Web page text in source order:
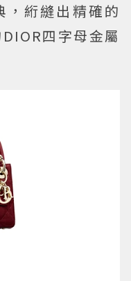
，絎縫出精確的
四字母金屬